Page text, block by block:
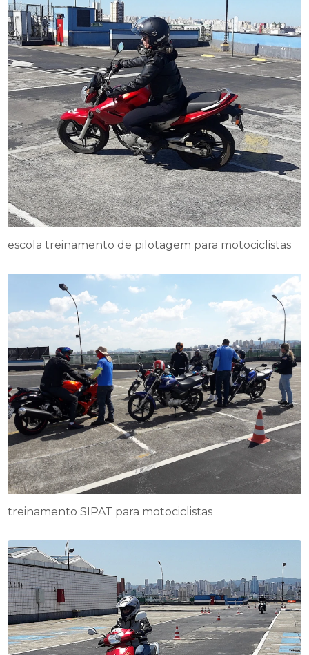
escola treinamento de pilotagem para motociclistas
treinamento SIPAT para motociclistas